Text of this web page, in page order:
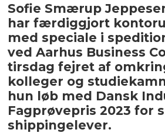
Sofie Smærup
har færdiggjort
med speciale i
ved Aarhus Business
tirsdag fejret af
kolleger og
hun løb med Dansk
Fagprøvepris 2023 for
shippingelever.